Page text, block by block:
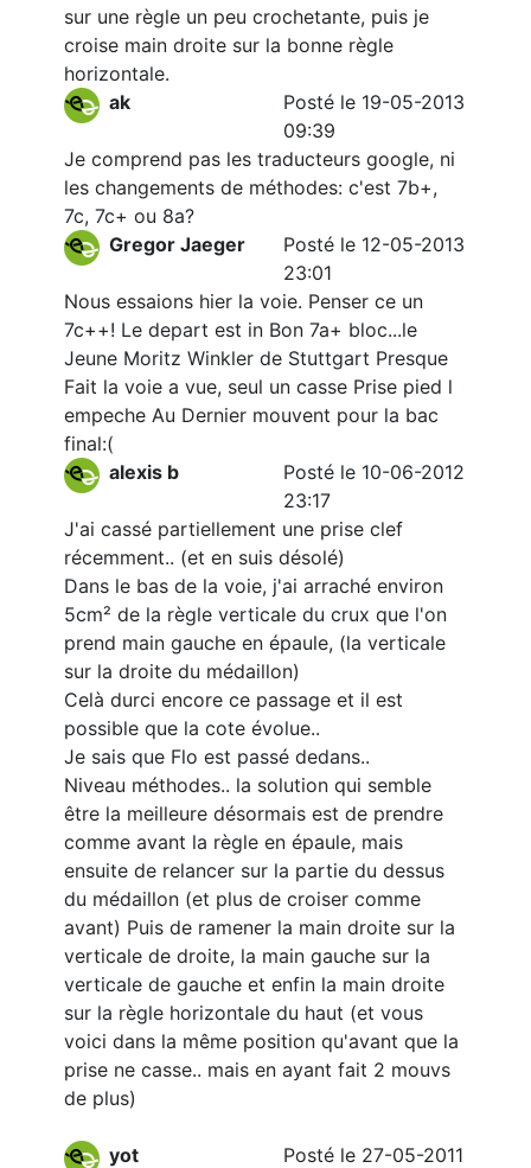
sur une règle un peu crochetante, puis je
croise main droite sur la bonne règle
horizontale.
ak
Posté le 19-05-2013
09:39
Je comprend pas les traducteurs google, ni
les changements de méthodes: c'est 7b+,
7c, 7c+ ou 8a?
Gregor Jaeger
Posté le 12-05-2013
23:01
Nous essaions hier la voie. Penser ce un
7c++! Le depart est in Bon 7a+ bloc...le
Jeune Moritz Winkler de Stuttgart Presque
Fait la voie a vue, seul un casse Prise pied l
empeche Au Dernier mouvent pour la bac
final:(
alexis b
Posté le 10-06-2012
23:17
J'ai cassé partiellement une prise clef
récemment.. (et en suis désolé)
Dans le bas de la voie, j'ai arraché environ
5cm² de la règle verticale du crux que l'on
prend main gauche en épaule, (la verticale
sur la droite du médaillon)
Celà durci encore ce passage et il est
possible que la cote évolue..
Je sais que Flo est passé dedans..
Niveau méthodes.. la solution qui semble
être la meilleure désormais est de prendre
comme avant la règle en épaule, mais
ensuite de relancer sur la partie du dessus
du médaillon (et plus de croiser comme
avant) Puis de ramener la main droite sur la
verticale de droite, la main gauche sur la
verticale de gauche et enfin la main droite
sur la règle horizontale du haut (et vous
voici dans la même position qu'avant que la
prise ne casse.. mais en ayant fait 2 mouvs
de plus)
yot
Posté le 27-05-2011